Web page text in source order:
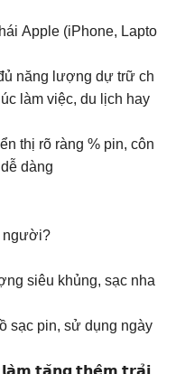
Apple (iPhone, Lapto
năng lượng dự trữ ch
làm việc, du lịch hay
thị rõ ràng % pin, côn
dàng
người?
siêu khủng, sạc nha
sạc pin, sử dụng ngày
𝘁𝗮̆𝗻𝗴 𝘁𝗵𝗲̂𝗺 𝘁𝗿𝗮̉𝗶